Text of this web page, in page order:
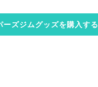
ーズジムグッズを購入する